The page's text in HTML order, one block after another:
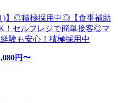
)】◎積極採用中◎【食事補助
！セルフレジで簡単接客◎マ
験も安心！積極採用中
円〜